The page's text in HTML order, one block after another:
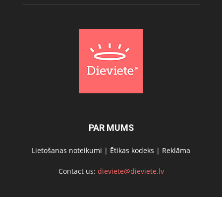
PAR MUMS
Lietošanas noteikumi | Ētikas kodeks | Reklāma
Contact us: dieviete@dieviete.lv